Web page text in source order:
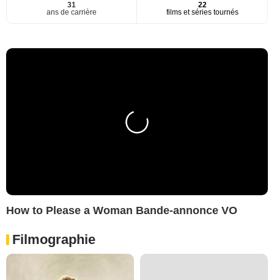
31
ans de carrière
22
films et séries tournés
How to Please a Woman Bande-annonce VO
Filmographie